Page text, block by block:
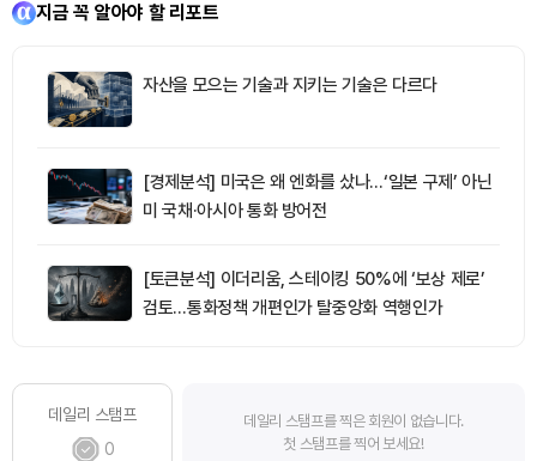
지금 꼭 알아야 할 리포트
자산을 모으는 기술과 지키는 기술은 다르다
[경제분석] 미국은 왜 엔화를 샀나…‘일본 구제’ 아닌
미 국채·아시아 통화 방어전
[토큰분석] 이더리움, 스테이킹 50%에 ‘보상 제로’
검토…통화정책 개편인가 탈중앙화 역행인가
데일리 스탬프
0
데일리 스탬프를 찍은 회원이 없습니다.
첫 스탬프를 찍어 보세요!